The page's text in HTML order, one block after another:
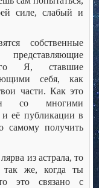
силе, слабый и
собственные
Я, ставшие
себя, как
части. Как это
со многими
и её публикации в
самому получить
из астрала, то
так же, когда ты
это связано с